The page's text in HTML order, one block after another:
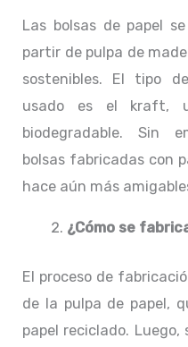
Las bolsas de papel
partir de pulpa de
sostenibles. El tipo
usado es el kraft,
biodegradable. Sin
bolsas fabricadas con
hace aún más
¿Cómo se
El proceso de
de la pulpa de papel,
papel reciclado.